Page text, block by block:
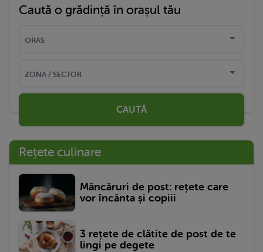
Caută o grădință în orașul tău
CAUTĂ
Rețete culinare
Mâncăruri de post: rețete care
vor încânta și copiii
3 rețete de clătite de post de te
lingi pe degete